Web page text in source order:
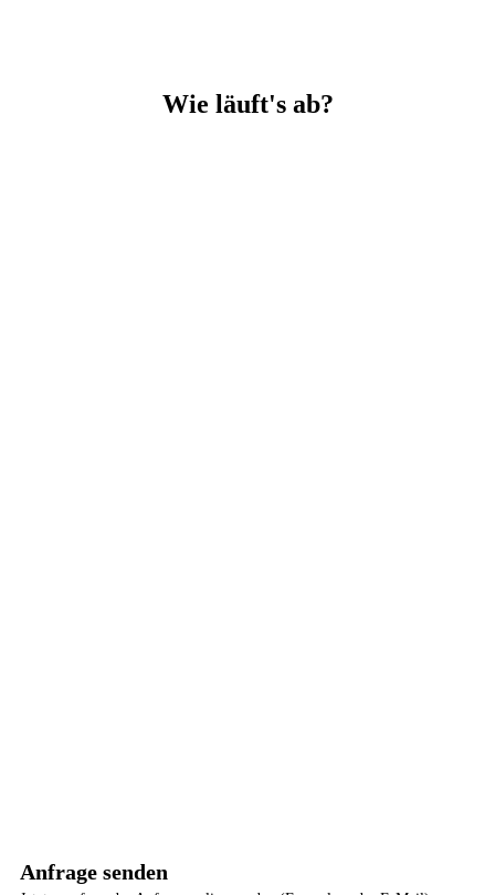
Wie läuft's ab?
Anfrage senden